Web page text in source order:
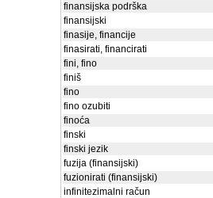
finansijska podrška
finansijski
finasije, financije
finasirati, financirati
fini, fino
finiš
fino
fino ozubiti
finoća
finski
finski jezik
fuzija (finansijski)
fuzionirati (finansijski)
infinitezimalni račun